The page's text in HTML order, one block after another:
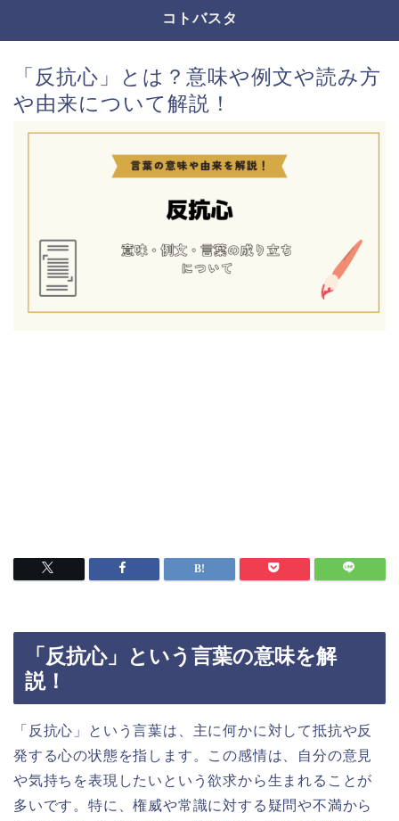
コトバスタ
「反抗心」とは？意味や例文や読み方
や由来について解説！
「反抗心」という言葉の意味を解
説！
「反抗心」という言葉は、主に何かに対して抵抗や反
発する心の状態を指します。この感情は、自分の意見
や気持ちを表現したいという欲求から生まれることが
多いです。特に、権威や常識に対する疑問や不満から